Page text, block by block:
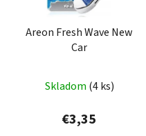
Areon Fresh Wave New
Car
Skladom (4 ks)
€3,35